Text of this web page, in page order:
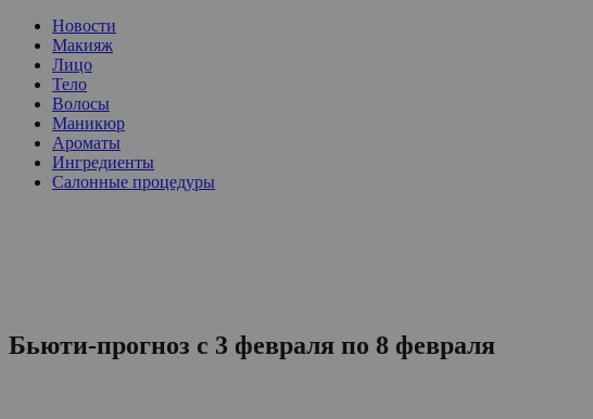
Новости
Макияж
Лицо
Тело
Волосы
Маникюр
Ароматы
Ингредиенты
Салонные процедуры
Бьюти-прогноз с 3 февраля по 8 февраля